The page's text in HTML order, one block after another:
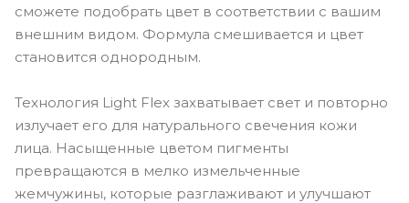
сможете подобрать цвет в соответствии с вашим
внешним видом. Формула смешивается и цвет
становится однородным.
Технология Light Flex захватывает свет и повторно
излучает его для натурального свечения кожи
лица. Насыщенные цветом пигменты
превращаются в мелко измельченные
жемчужины, которые разглаживают и улучшают